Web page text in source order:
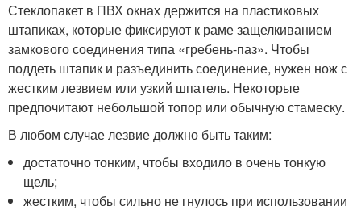
Стеклопакет в ПВХ окнах держится на пластиковых
штапиках, которые фиксируют к раме защелкиванием
замкового соединения типа «гребень-паз». Чтобы
поддеть штапик и разъединить соединение, нужен нож с
жестким лезвием или узкий шпатель. Некоторые
предпочитают небольшой топор или обычную стамеску.
В любом случае лезвие должно быть таким:
достаточно тонким, чтобы входило в очень тонкую
щель;
жестким, чтобы сильно не гнулось при использовании